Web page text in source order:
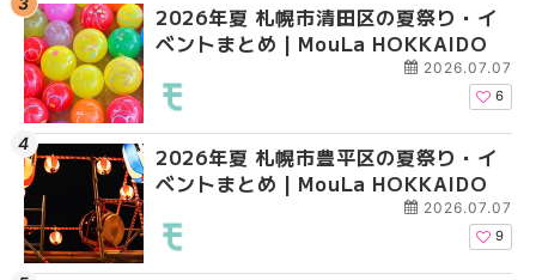
2026年夏 札幌市清田区の夏祭り・イ
ベントまとめ | MouLa HOKKAIDO
2026.07.07
6
2026年夏 札幌市豊平区の夏祭り・イ
ベントまとめ | MouLa HOKKAIDO
2026.07.07
9
2026年夏 札幌市白石
ベントまとめ |
2026年夏 札幌市手稲
ベントまとめ |
2026年夏 札幌市西区
ントまとめ | MouLa
2026年夏 札幌市白石
ベントまとめ |